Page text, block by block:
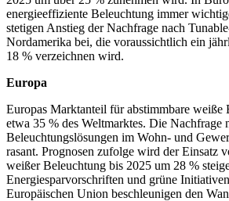
energieeffiziente Beleuchtung immer
stetigen Anstieg der Nachfrage nach
Nordamerika bei, die voraussichtlich ein
18 % verzeichnen wird.
Europa
Europas Marktanteil für abstimmbare weiße
etwa 35 % des Weltmarktes. Die Nachfrage
Beleuchtungslösungen im Wohn- und
rasant. Prognosen zufolge wird der Einsatz
weißer Beleuchtung bis 2025 um 28 %
Energiesparvorschriften und grüne
Europäischen Union beschleunigen den